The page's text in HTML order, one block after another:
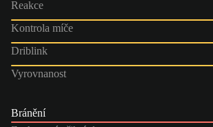
Reakce
Kontrola míče
Driblink
Vyrovnanost
Bránění